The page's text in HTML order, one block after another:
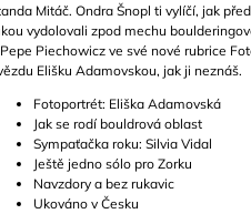
Mitáč. Ondra Šnopl ti vylíčí, jak
vydolovali zpod mechu
Piechowicz ve své nové rubrice
Elišku Adamovskou, jak ji neznáš.
Fotoportrét: Eliška Adamovská
Jak se rodí bouldrová oblast
Sympaťačka roku: Silvia Vidal
Ještě jedno sólo pro Zorku
Navzdory a bez rukavic
Ukováno v Česku